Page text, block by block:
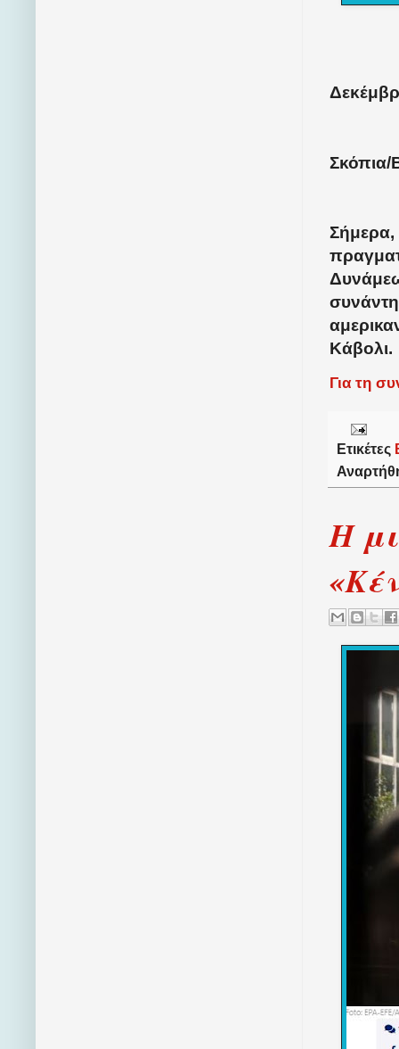
Σκόπια/
Σήμερα,
Κάβολι.
Για τη
Ετικέτες
Η